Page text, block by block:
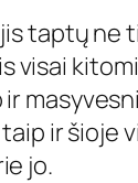
taptų
visai
ir
jo.